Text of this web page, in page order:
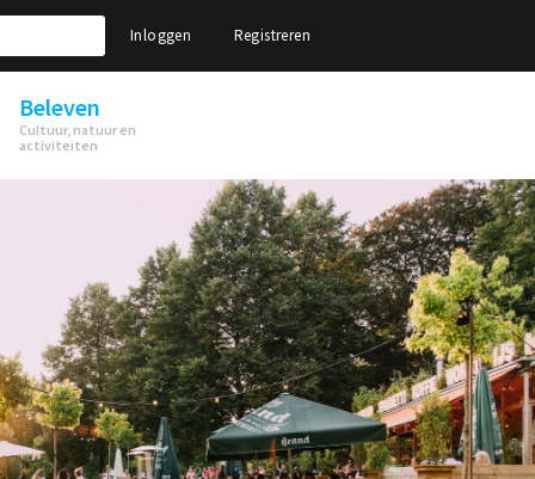
Inloggen Registreren
Beleven
Cultuur, natuur en
activiteiten